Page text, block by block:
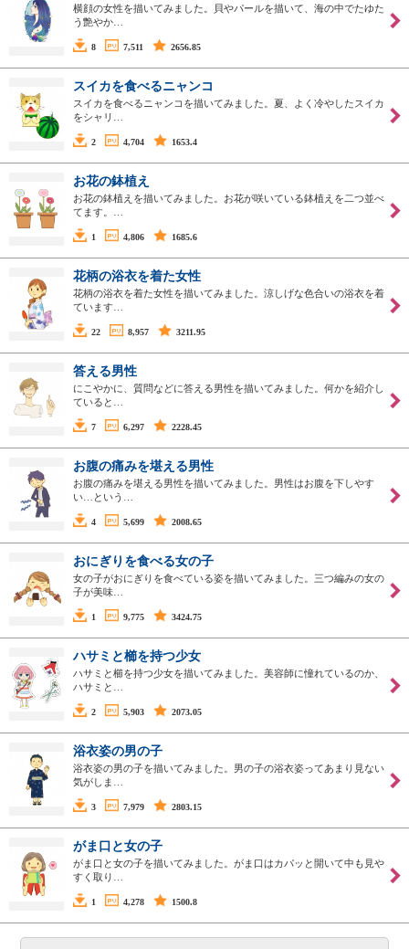
横顔の女性を描いてみました。貝やパールを描いて、海の中でたゆた
う艶やか…
8 7,511 2656.85
スイカを食べるニャンコ
スイカを食べるニャンコを描いてみました。夏、よく冷やしたスイカ
をシャリ…
2 4,704 1653.4
お花の鉢植え
お花の鉢植えを描いてみました。お花が咲いている鉢植えを二つ並べ
てます。…
1 4,806 1685.6
花柄の浴衣を着た女性
花柄の浴衣を着た女性を描いてみました。涼しげな色合いの浴衣を着
ています…
22 8,957 3211.95
答える男性
にこやかに、質問などに答える男性を描いてみました。何かを紹介し
ていると…
7 6,297 2228.45
お腹の痛みを堪える男性
お腹の痛みを堪える男性を描いてみました。男性はお腹を下しやす
い…という…
4 5,699 2008.65
おにぎりを食べる女の子
女の子がおにぎりを食べている姿を描いてみました。三つ編みの女の
子が美味…
1 9,775 3424.75
ハサミと櫛を持つ少女
ハサミと櫛を持つ少女を描いてみました。美容師に憧れているのか、
ハサミと…
2 5,903 2073.05
浴衣姿の男の子
浴衣姿の男の子を描いてみました。男の子の浴衣姿ってあまり見ない
気がしま…
3 7,979 2803.15
がま口と女の子
がま口と女の子を描いてみました。がま口はカパッと開いて中も見や
すく取り…
1 4,278 1500.8